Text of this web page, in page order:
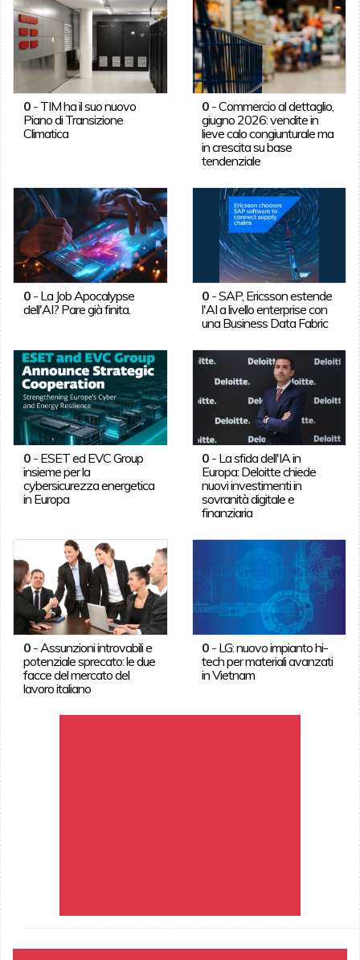
0- TIM ha il suo nuovo
Piano di Transizione
Climatica
0 -Commercio al dettaglio,
giugno 2026: vendite in
lieve calo congiunturale ma
in crescita su base
tendenziale
0- La Job Apocalypse
dell'AI? Pare già finita.
0 -SAP, Ericsson estende
l'AI a livello enterprise con
una Business Data Fabric
0- ESET ed EVC Group
insieme per la
cybersicurezza energetica
in Europa
0 - La sfida dell'IA in
Europa: Deloitte chiede
nuovi investimenti in
sovranità digitale e
finanziaria
0- Assunzioni introvabili e
potenziale sprecato: le due
facce del mercato del
lavoro italiano
0 - LG: nuovo impianto hi-
tech per materiali avanzati
in Vietnam